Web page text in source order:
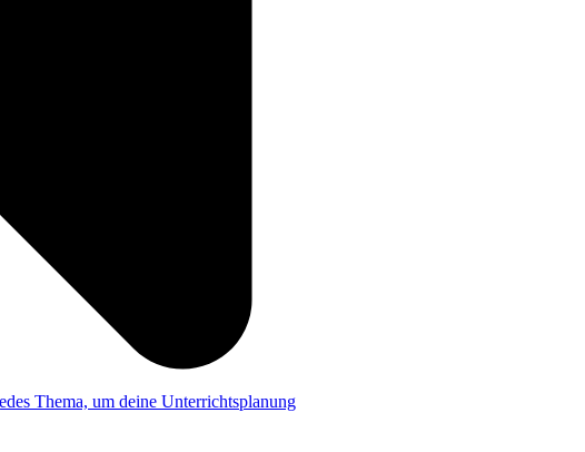
Thema, um deine Unterrichtsplanung